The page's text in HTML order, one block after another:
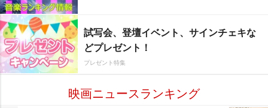
試写会、登壇イベント、サインチェキな
どプレゼント！
プレゼント特集
映画ニュースランキング